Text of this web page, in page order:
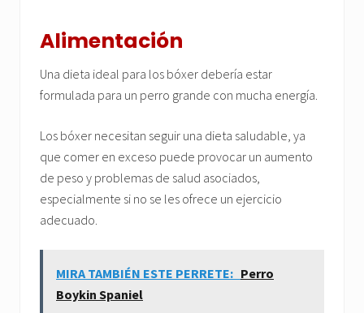
Alimentación
Una dieta ideal para los bóxer debería estar
formulada para un perro grande con mucha energía.
Los bóxer necesitan seguir una dieta saludable, ya
que comer en exceso puede provocar un aumento
de peso y problemas de salud asociados,
especialmente si no se les ofrece un ejercicio
adecuado.
MIRA TAMBIÉN ESTE PERRETE: Perro
Boykin Spaniel